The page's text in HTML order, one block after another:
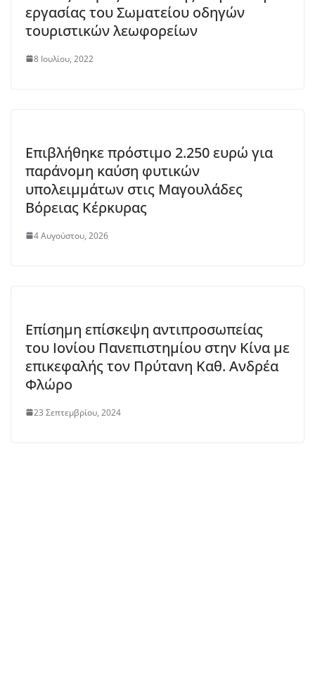
εργασίας του Σωματείου οδηγών
τουριστικών λεωφορείων
8 Ιουλίου, 2022
Επιβλήθηκε πρόστιμο 2.250 ευρώ για
παράνομη καύση φυτικών
υπολειμμάτων στις Μαγουλάδες
Βόρειας Κέρκυρας
4 Αυγούστου, 2026
Επίσημη επίσκεψη αντιπροσωπείας
του Ιονίου Πανεπιστημίου στην Κίνα με
επικεφαλής τον Πρύτανη Καθ. Ανδρέα
Φλώρο
23 Σεπτεμβρίου, 2024